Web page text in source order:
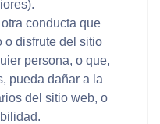
conducta que
o disfrute del sitio
persona, o que,
pueda dañar a la
del sitio web, o